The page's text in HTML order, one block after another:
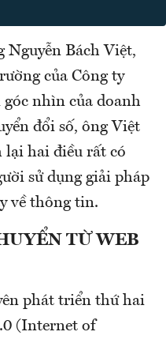
Bách Việt,
của Công ty
nhìn của doanh
đổi số, ông Việt
lại hai điều rất có
sử dụng giải pháp
về thông tin.
TỪ WEB
phát triển thứ hai
(Internet of